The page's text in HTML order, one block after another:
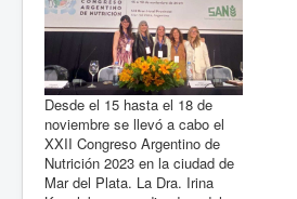
Desde el 15 hasta el 18 de
noviembre se llevó a cabo el
XXII Congreso Argentino de
Nutrición 2023 en la ciudad de
Mar del Plata. La Dra. Irina